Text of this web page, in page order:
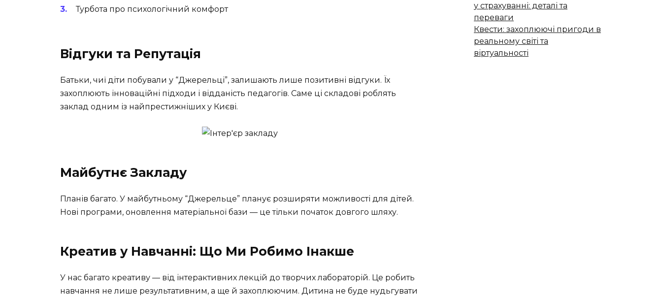
Турбота про психологічний комфорт
Відгуки та Репутація
Батьки, чиї діти побували у “Джерельці”, залишають лише позитивні відгуки. Їх
захоплюють інноваційні підходи і відданість педагогів. Саме ці складові роблять
заклад одним із найпрестижніших у Києві.
Майбутнє Закладу
Планів багато. У майбутньому “Джерельце” планує розширяти можливості для дітей.
Нові програми, оновлення матеріальної бази — це тільки початок довгого шляху.
Креатив у Навчанні: Що Ми Робимо Інакше
У нас багато креативу — від інтерактивних лекцій до творчих лабораторій. Це робить
навчання не лише результативним, а ще й захоплюючим. Дитина не буде нудьгувати
у страхуванні: деталі та
переваги
Квести: захоплюючі пригоди в
реальному світі та
віртуальності